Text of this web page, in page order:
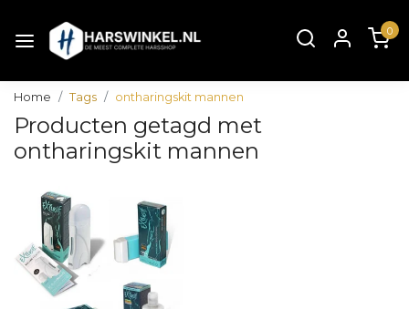
0
Home Tags ontharingskit mannen
Producten getagd met
ontharingskit mannen